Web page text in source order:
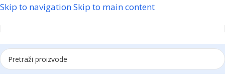
Skip to navigationSkip to main content
Reklama